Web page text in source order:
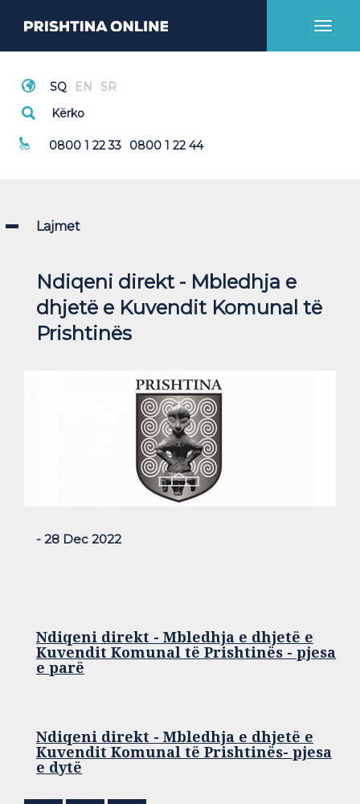
Toggle
Thirrje Emergjente
0800 1 22 33 0800 1 22 44
Lajmet
Ndiqeni direkt - Mbledhja e
dhjetë e Kuvendit Komunal të
Prishtinës
- 28 Dec 2022
Ndiqeni direkt - Mbledhja e dhjetë e
Kuvendit Komunal të Prishtinës - pjesa
e parë
Ndiqeni direkt - Mbledhja e dhjetë e
Kuvendit Komunal të Prishtinës- pjesa
e dytë